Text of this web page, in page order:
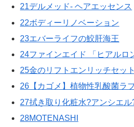
21デルメッド- ヘアエッセンス
22ボディーリノベーション
23エバーライフの鮫肝海王
24ファインエイド 「ヒアルロ
25金のリフトエンリッチセット
26【カゴメ】植物性乳酸菌ラ
27拭き取り化粧水?アンシエル
28MOTENASHI